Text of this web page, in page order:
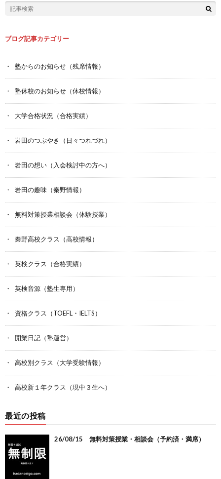
ブログ記事カテゴリー
塾からのお知らせ（残席情報）
塾休校のお知らせ（休校情報）
大学合格状況（合格実績）
岩田のつぶやき（日々つれづれ）
岩田の想い（入会検討中の方へ）
岩田の趣味（秦野情報）
無料対策授業相談会（体験授業）
秦野高校クラス（高校情報）
英検クラス（合格実績）
英検音源（塾生専用）
資格クラス（TOEFL・IELTS）
開業日記（塾運営）
高校別クラス（大学受験情報）
高校新１年クラス（現中３生へ）
最近の投稿
26/08/15 無料対策授業・相談会（予約済・満席）